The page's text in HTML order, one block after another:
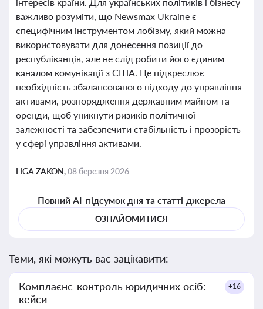
важливо розуміти, що Newsmax Ukraine є
специфічним інструментом лобізму, який можна
використовувати для донесення позиції до
республіканців, але не слід робити його єдиним
каналом комунікації з США. Це підкреслює
необхідність збалансованого підходу до управління
активами, розпорядження державним майном та
оренди, щоб уникнути ризиків політичної
залежності та забезпечити стабільність і прозорість
у сфері управління активами.
LIGA ZAKON,08 березня 2026
Повний AI-підсумок дня та статті-джерела
ОЗНАЙОМИТИСЯ
Теми, які можуть вас зацікавити:
Комплаєнс-контроль юридичних осіб:
кейси
+16